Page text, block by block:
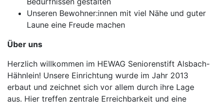
Unseren Bewohner:innen mit viel Nähe und guter
Laune eine Freude machen
Über uns
Herzlich willkommen im HEWAG Seniorenstift Alsbach-
Hähnlein! Unsere Einrichtung wurde im Jahr 2013
erbaut und zeichnet sich vor allem durch ihre Lage
aus. Hier treffen zentrale Erreichbarkeit und eine